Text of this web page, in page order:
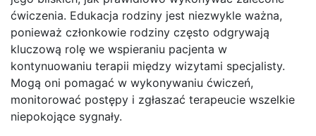
ćwiczenia. Edukacja rodziny jest niezwykle ważna,
ponieważ członkowie rodziny często odgrywają
kluczową rolę we wspieraniu pacjenta w
kontynuowaniu terapii między wizytami specjalisty.
Mogą oni pomagać w wykonywaniu ćwiczeń,
monitorować postępy i zgłaszać terapeucie wszelkie
niepokojące sygnały.